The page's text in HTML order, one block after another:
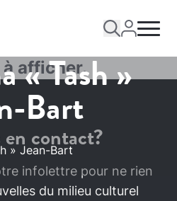
« Tash »
Bart
» Jean-Bart
afficher.
en contact?
infolettre pour ne rien
du milieu culturel